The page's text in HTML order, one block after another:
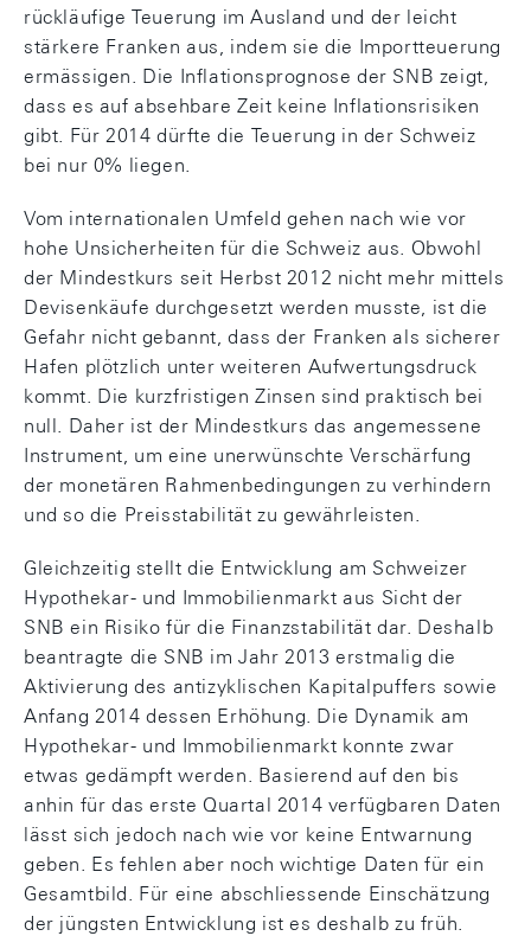
rückläufige Teuerung im Ausland und der leicht
stärkere Franken aus, indem sie die Importteuerung
ermässigen. Die Inflationsprognose der SNB zeigt,
dass es auf absehbare Zeit keine Inflationsrisiken
gibt. Für 2014 dürfte die Teuerung in der Schweiz
bei nur 0% liegen.
Vom internationalen Umfeld gehen nach wie vor
hohe Unsicherheiten für die Schweiz aus. Obwohl
der Mindestkurs seit Herbst 2012 nicht mehr mittels
Devisenkäufe durchgesetzt werden musste, ist die
Gefahr nicht gebannt, dass der Franken als sicherer
Hafen plötzlich unter weiteren Aufwertungsdruck
kommt. Die kurzfristigen Zinsen sind praktisch bei
null. Daher ist der Mindestkurs das angemessene
Instrument, um eine unerwünschte Verschärfung
der monetären Rahmenbedingungen zu verhindern
und so die Preisstabilität zu gewährleisten.
Gleichzeitig stellt die Entwicklung am Schweizer
Hypothekar- und Immobilienmarkt aus Sicht der
SNB ein Risiko für die Finanzstabilität dar. Deshalb
beantragte die SNB im Jahr 2013 erstmalig die
Aktivierung des antizyklischen Kapitalpuffers sowie
Anfang 2014 dessen Erhöhung. Die Dynamik am
Hypothekar- und Immobilienmarkt konnte zwar
etwas gedämpft werden. Basierend auf den bis
anhin für das erste Quartal 2014 verfügbaren Daten
lässt sich jedoch nach wie vor keine Entwarnung
geben. Es fehlen aber noch wichtige Daten für ein
Gesamtbild. Für eine abschliessende Einschätzung
der jüngsten Entwicklung ist es deshalb zu früh.